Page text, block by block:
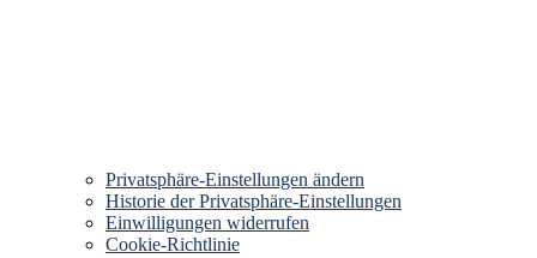
Privatsphäre-Einstellungen ändern
Historie der Privatsphäre-Einstellungen
Einwilligungen widerrufen
Cookie-Richtlinie